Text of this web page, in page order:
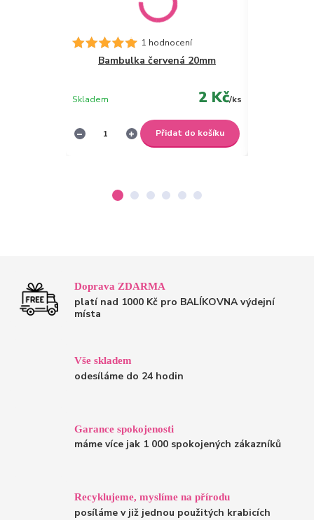
1 hodnocení
Bambulka červená 20mm
2 Kč/ks
Skladem
Přidat do košíku
Doprava ZDARMA
platí nad 1000 Kč pro BALÍKOVNA výdejní
místa
Vše skladem
odesíláme do 24 hodin
Garance spokojenosti
máme více jak 1 000 spokojených zákazníků
Recyklujeme, myslíme na přírodu
posíláme v již jednou použitých krabicích